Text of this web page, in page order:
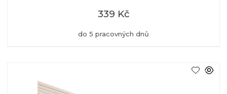
do 5 pracovných dnů
339 Kč